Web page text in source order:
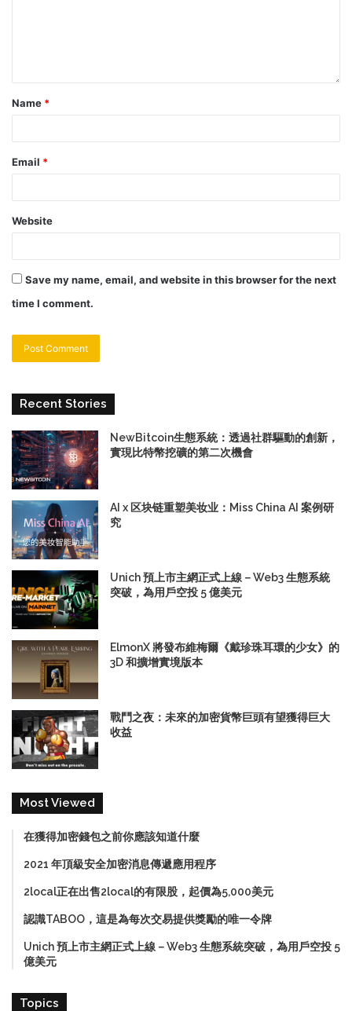
Name *
Email *
Website
Save my name, email, and website in this browser for the next
time I comment.
Recent Stories
NewBitcoin生態系統：透過社群驅動的創新，
實現比特幣挖礦的第二次機會
AI x 区块链重塑美妆业：Miss China AI 案例研
究
Unich 預上市主網正式上線－Web3 生態系統
突破，為用戶空投 5 億美元
ElmonX 將發布維梅爾《戴珍珠耳環的少女》的
3D 和擴增實境版本
戰鬥之夜：未來的加密貨幣巨頭有望獲得巨大
收益
Most Viewed
在獲得加密錢包之前你應該知道什麼
2021 年頂級安全加密消息傳遞應用程序
2local正在出售2local的有限股，起價為5,000美元
認識TABOO，這是為每次交易提供獎勵的唯一令牌
Unich 預上市主網正式上線－Web3 生態系統突破，為用戶空投 5
億美元
Topics